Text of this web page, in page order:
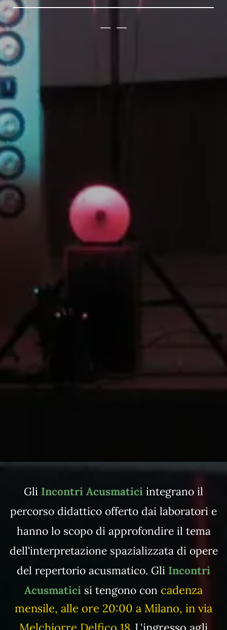
Gli Incontri Acusmatici integrano il
percorso didattico offerto dai laboratori e
hanno lo scopo di approfondire il tema
dell'interpretazione spazializzata di opere
del repertorio acusmatico. Gli Incontri
Acusmatici si tengono con cadenza
mensile, alle ore 20:00 a Milano, in via